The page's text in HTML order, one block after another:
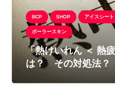
BCP SHOP アイスシート
ポーラースキン
「熱けいれん ＜ 熱
は？ その対処法？